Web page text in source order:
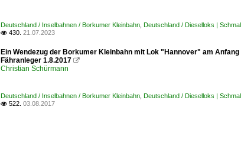
Deutschland / Inselbahnen / Borkumer Kleinbahn Deutschland / Dieselloks |
 430. 21.07.2023
Ein Wendezug der Borkumer Kleinbahn mit Lok "Hannover" am
Fähranleger 1.8.2017 
Christian Schürmann
Deutschland / Inselbahnen / Borkumer Kleinbahn Deutschland / Dieselloks |
 522. 03.08.2017